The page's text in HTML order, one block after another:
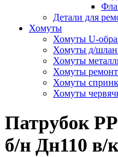
Детали для
Хомуты
Хомуты U-
Хомуты д/
Хомуты
Хомуты
Хомуты
Хомуты
Патрубок
б/н Дн110 в/